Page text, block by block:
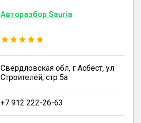
Авторазбор Sauria
Свердловская обл, г Асбест, ул
Строителей, стр 5а
+7 912 222-26-63